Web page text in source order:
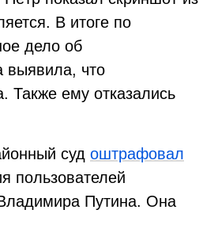
В итоге по
дело об
выявила, что
Также ему отказались
суд оштрафовал
пользователей
Путина. Она